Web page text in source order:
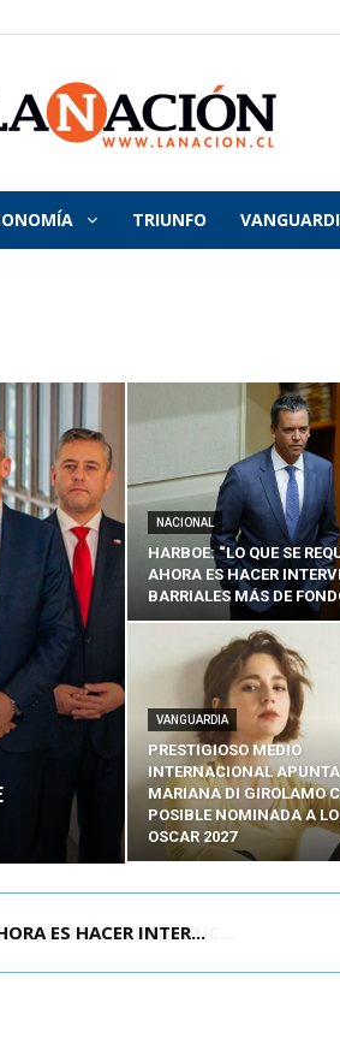
La
Nación
TRIUNFO
NACIONAL
HARBOE: “LO QUE SE
AHORA ES HACER
BARRIALES MÁS DE
VANGUARDIA
PRESTIGIOSO MEDIO
INTERNACIONAL
MARIANA DI GIROLAMO
POSIBLE NOMINADA A
OSCAR 2027
SE ESTÁ ENC...